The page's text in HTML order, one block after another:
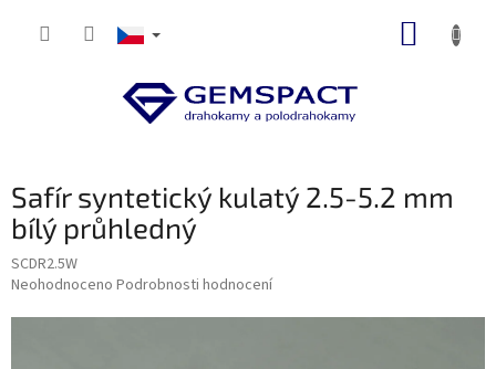
Safír syntetický kulatý 2.5-5.2 mm
bílý průhledný
SCDR2.5W
Průměrné
Neohodnoceno Podrobnosti hodnocení